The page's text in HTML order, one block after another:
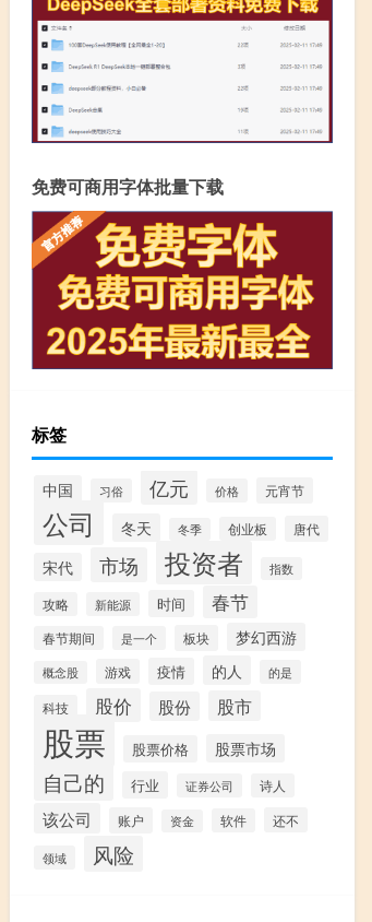
免费可商用字体批量下载
标签
中国 习俗 亿元 价格 元宵节
公司 冬天 冬季 创业板 唐代
宋代 市场 投资者 指数
攻略 新能源 时间 春节
春节期间 是一个 板块 梦幻西游
概念股 游戏 疫情 的人 的是
科技 股价 股份 股市
股票 股票价格 股票市场
自己的 行业 证券公司 诗人
该公司 账户 资金 软件 还不
领域 风险